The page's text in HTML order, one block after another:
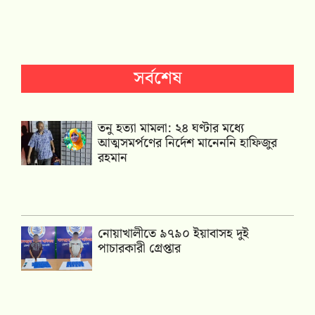
সর্বশেষ
তনু হত্যা মামলা: ২৪ ঘণ্টার মধ্যে
আত্মসমর্পণের নির্দেশ মানেননি হাফিজুর
রহমান
নোয়াখালীতে ৯৭৯০ ইয়াবাসহ দুই
পাচারকারী গ্রেপ্তার